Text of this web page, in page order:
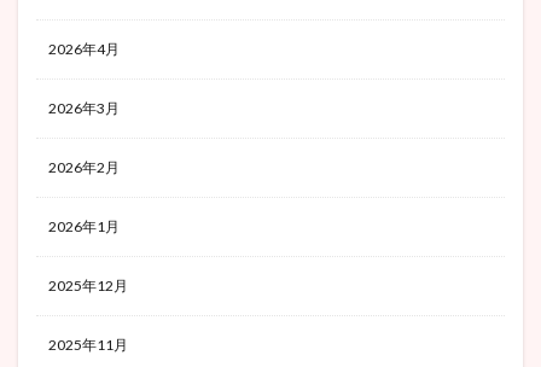
2026年4月
2026年3月
2026年2月
2026年1月
2025年12月
2025年11月